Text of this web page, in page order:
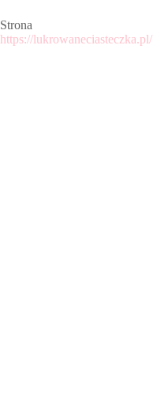
Strona
https://lukrowaneciasteczka.pl/